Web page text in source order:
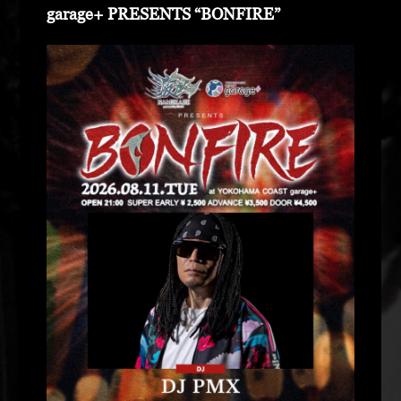
garage+ PRESENTS “BONFIRE”